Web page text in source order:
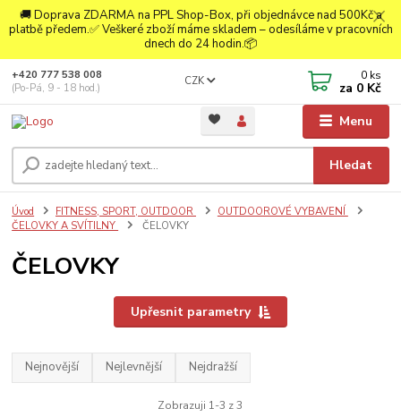
🚚 Doprava ZDARMA na PPL Shop-Box, při objednávce nad 500Kč a
platbě předem.✅ Veškeré zboží máme skladem – odesíláme v pracovních
dnech do 24 hodin.📦
Menu
CZK
Hledat
+420 777 538 008
(Po-Pá, 9 - 18 hod.)
0 ks
za 0 Kč
Úvod FITNESS, SPORT, OUTDOOR
OUTDOOROVÉ VYBAVENÍ
ČELOVKY A SVÍTILNY
ČELOVKY
ČELOVKY
Upřesnit parametry
Nejnovější Nejlevnější Nejdražší
Zobrazuji 1-3 z 3